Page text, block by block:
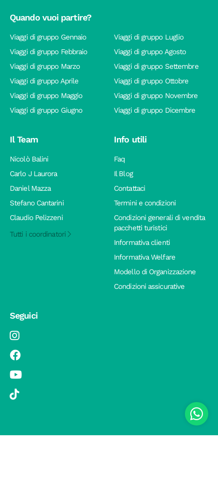
Quando vuoi partire?
Viaggi di gruppo Gennaio
Viaggi di gruppo Febbraio
Viaggi di gruppo Marzo
Viaggi di gruppo Aprile
Viaggi di gruppo Maggio
Viaggi di gruppo Giugno
Viaggi di gruppo Luglio
Viaggi di gruppo Agosto
Viaggi di gruppo Settembre
Viaggi di gruppo Ottobre
Viaggi di gruppo Novembre
Viaggi di gruppo Dicembre
Il Team
Nicolò Balini
Carlo J Laurora
Daniel Mazza
Stefano Cantarini
Claudio Pelizzeni
Tutti i coordinatori
Info utili
Faq
Il Blog
Contattaci
Termini e condizioni
Condizioni generali di vendita
pacchetti turistici
Informativa clienti
Informativa Welfare
Modello di Organizzazione
Condizioni assicurative
Seguici